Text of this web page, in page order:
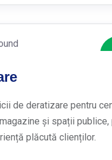
de deratizare pentru
și spații publice,
plăcută clienților.